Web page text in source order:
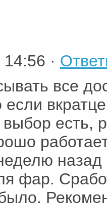
·
все
если
есть,
фар.